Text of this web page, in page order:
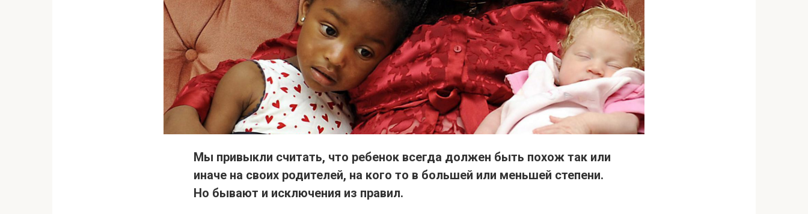
Мы привыкли считать, что ребенок всегда должен быть похож так или
иначе на своих родителей, на кого то в большей или меньшей степени.
Но бывают и исключения из правил.